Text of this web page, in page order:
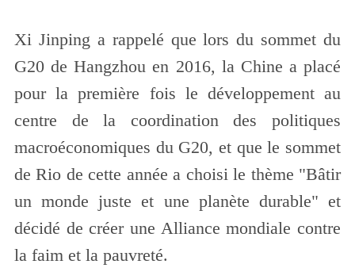
Xi Jinping a rappelé que lors du sommet du
G20 de Hangzhou en 2016, la Chine a placé
pour la première fois le développement au
centre de la coordination des politiques
macroéconomiques du G20, et que le sommet
de Rio de cette année a choisi le thème "Bâtir
un monde juste et une planète durable" et
décidé de créer une Alliance mondiale contre
la faim et la pauvreté.